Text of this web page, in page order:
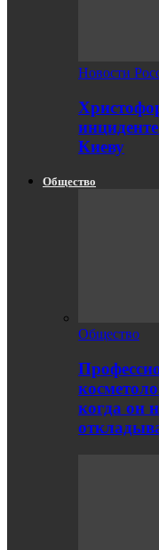
Новости
Киеву
Общество
Общество
когда он